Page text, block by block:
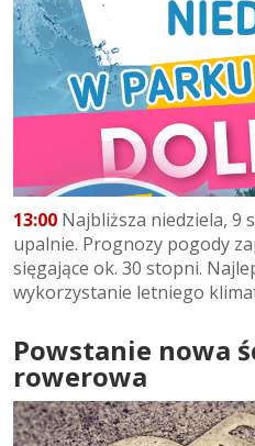
13:00 Najbliższa niedziela, 9
upalnie. Prognozy pogody
sięgające ok. 30 stopni.
wykorzystanie letniego
Powstanie nowa
rowerowa